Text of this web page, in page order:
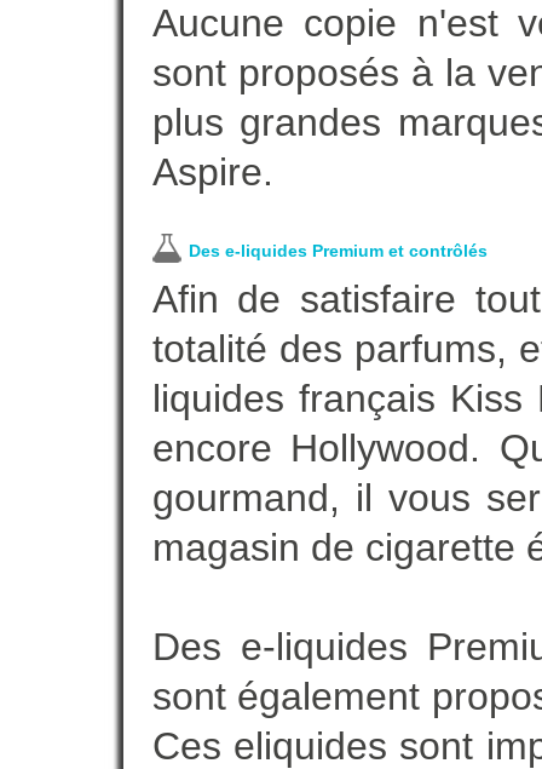
Aucune copie n'est
sont proposés à la
plus grandes
Aspire.
Des e-liquides Premium et contrôlés
Afin de satisfaire
totalité des parfums,
liquides français
encore Hollywood.
gourmand, il vous
magasin de cigarette
Des e-liquides
sont également
Ces eliquides sont